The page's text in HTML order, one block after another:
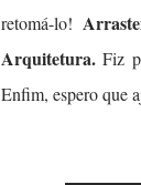
retomá-lo!
Arquitetura.Fiz
Enfim, espero que